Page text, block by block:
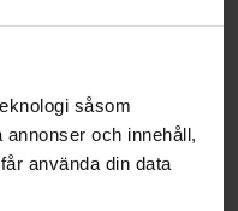
såsom
och innehåll,
använda din data